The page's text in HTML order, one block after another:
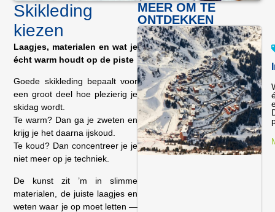
Skikleding
kiezen
Laagjes, materialen en wat je
écht warm houdt op de piste
Goede skikleding bepaalt voor
een groot deel hoe plezierig je
skidag wordt.
Te warm? Dan ga je zweten en
krijg je het daarna ijskoud.
Te koud? Dan concentreer je je
niet meer op je techniek.
De kunst zit ’m in slimme
materialen, de juiste laagjes en
weten waar je op moet letten —
MEER OM TE
ONTDEKKEN